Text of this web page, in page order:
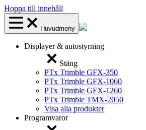
Hoppa till innehåll
Huvudmeny
Displayer & autostyrning
Stäng
PTx Trimble GFX-350
PTx Trimble GFX-1060
PTx Trimble GFX-1260
PTx Trimble TMX-2050
Visa alla produkter
Programvaror